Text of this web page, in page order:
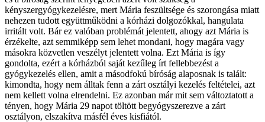
kényszergyógykezelésre, mert Mária feszültsége és szorongása miatt
nehezen tudott együttműködni a kórházi dolgozókkal, hangulata
irritált volt. Bár ez valóban problémát jelentett, ahogy azt Mária is
érzékelte, azt semmiképp sem lehet mondani, hogy magára vagy
másokra közvetlen veszélyt jelentett volna. Ezt Mária is így
gondolta, ezért a kórházból saját kezűleg írt fellebbezést a
gyógykezelés ellen, amit a másodfokú bíróság alaposnak is talált:
kimondta, hogy nem álltak fenn a zárt osztályi kezelés feltételei, azt
nem kellett volna elrendelni. Ez azonban már mit sem változtatott a
tényen, hogy Mária 29 napot töltött begyógyszerezve a zárt
osztályon, elszakítva másfél éves kisfiától.